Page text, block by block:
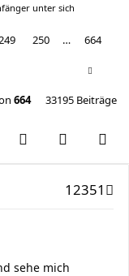
unter sich
250 … 664
664 33195 Beiträge
12351
sehe mich